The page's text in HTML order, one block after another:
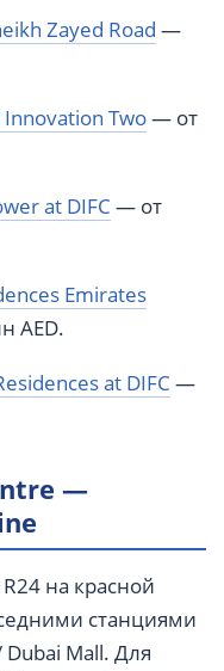
Zayed Road —
Two— от
at DIFC — от
Emirates
AED.
at DIFC —
—
на красной
станциями
Mall. Для